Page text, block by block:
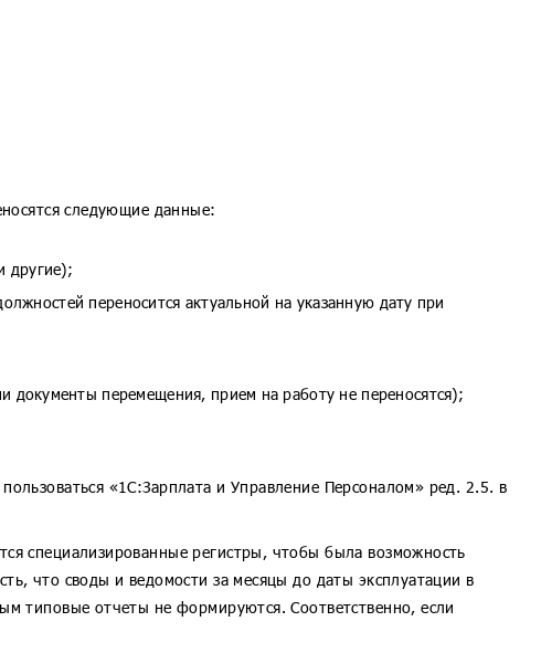
следующие данные:
другие);
переносится актуальной на указанную дату при
перемещения, прием на работу не переносятся);
«1С:Зарплата и Управление Персоналом» ред. 2.5. в
специализированные регистры, чтобы была возможность
что своды и ведомости за месяцы до даты эксплуатации в
типовые отчеты не формируются. Соответственно, если